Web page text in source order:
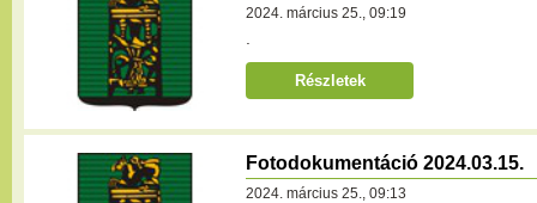
2024. március 25., 09:19
Részletek
Fotodokumentáció 2024.03.15.
2024. március 25., 09:13